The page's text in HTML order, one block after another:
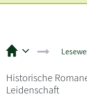
Historische
Leidenschaft